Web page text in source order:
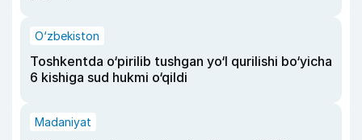
O‘zbekiston
Toshkentda o‘pirilib tushgan yo‘l qurilishi bo‘yicha
6 kishiga sud hukmi o‘qildi
Madaniyat